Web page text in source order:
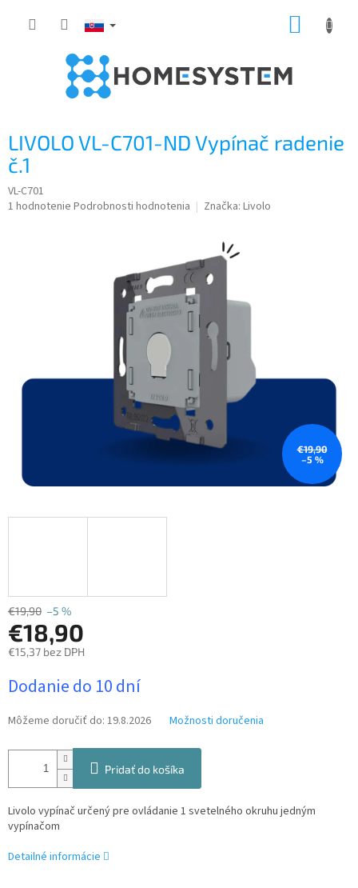
LIVOLO VL-C701-ND Vypínač radenie
č.1
VL-C701
Priemerné
1 hodnotenie Podrobnosti hodnotenia Značka: Livolo
€19,90
–5 %
€19,90 –5 %
€18,90
€15,37 bez DPH
cena:
Dodanie do 10 dní
Môžeme doručiť do: 19.8.2026 Možnosti doručenia
Pridať do košíka
Livolo vypínač určený pre ovládanie 1 svetelného okruhu jedným
vypínačom
Detailné informácie